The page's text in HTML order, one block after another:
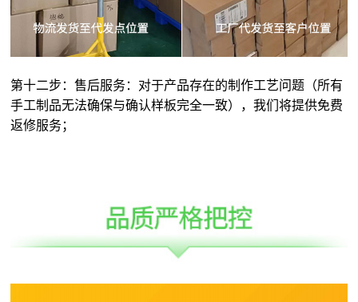
第十二步：售后服务：对于产品存在的制作工艺问题（所有
手工制品无法确保与确认样板完全一致），我们将提供免费
返修服务；